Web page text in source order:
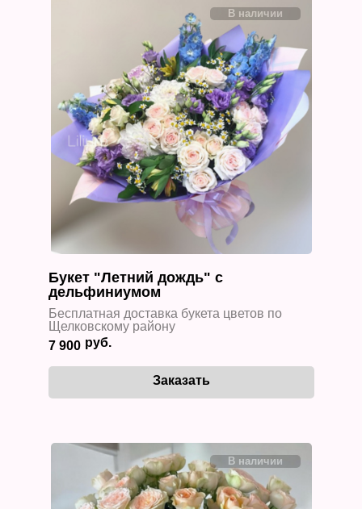
Букет "Летний дождь" с
дельфиниумом
Бесплатная доставка букета цветов по
Щелковскому району
7 900